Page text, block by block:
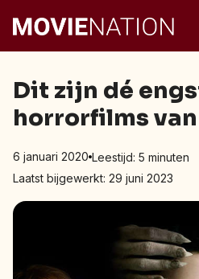
Dit zijn dé
horrorfilms
6 januari 2020 Leestijd: 5 minuten
Laatst bijgewerkt: 29 juni 2023